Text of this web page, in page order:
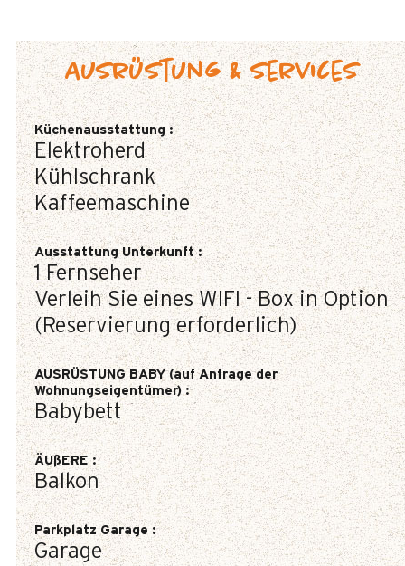
Ausrüstung & Services
Küchenausstattung :
Elektroherd
Kühlschrank
Kaffeemaschine
Ausstattung Unterkunft:
1 Fernseher
Verleih Sie eines WIFI - Box in Option
(Reservierung erforderlich)
AUSRÜSTUNG BABY (auf Anfrage der
Wohnungseigentümer):
Babybett
ÄUßERE:
Balkon
Parkplatz Garage:
Garage